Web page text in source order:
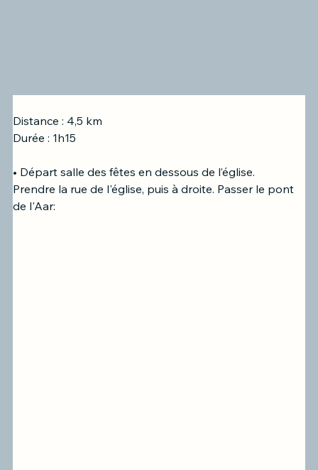
Distance : 4,5 km
Durée : 1h15
• Départ salle des fêtes en dessous de l’église.
Prendre la rue de l'église, puis à droite. Passer le pont
de l'Aar: